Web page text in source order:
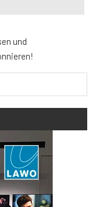
und